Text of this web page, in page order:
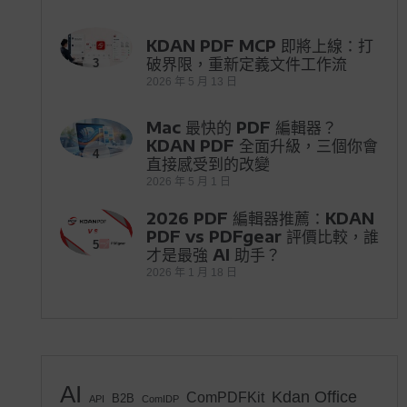
3
KDAN PDF MCP 即將上線：打
破界限，重新定義文件工作流
2026 年 5 月 13 日
4
Mac 最快的 PDF 編輯器？
KDAN PDF 全面升級，三個你會
直接感受到的改變
2026 年 5 月 1 日
5
2026 PDF 編輯器推薦：KDAN
PDF vs PDFgear 評價比較，誰
才是最強 AI 助手？
2026 年 1 月 18 日
AI API B2B ComIDP ComPDFKit Kdan Office